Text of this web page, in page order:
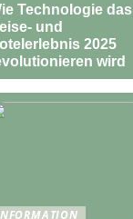
Technologie das
und
2025
wird